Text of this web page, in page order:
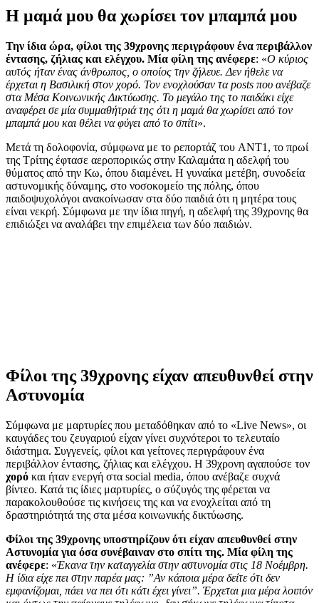
Η μαμά μου θα χωρίσει τον μπαμπά μου
Την ίδια ώρα, φίλοι της 39χρονης περιγράφουν ένα περιβάλλον
έντασης, ζήλιας και ελέγχου. Μία φίλη της ανέφερε: «Ο κύριος
αυτός ήταν ένας άνθρωπος, ο οποίος την ζήλευε. Δεν ήθελε να
έρχεται η Βασιλική στον χορό. Τον ενοχλούσαν τα posts που ανέβαζε
στα Μέσα Κοινωνικής Δικτύωσης. Το μεγάλο της το παιδάκι είχε
αναφέρει σε μία συμμαθήτριά της ότι η μαμά θα χωρίσει από τον
μπαμπά μου και θέλει να φύγει από το σπίτι».
Μετά τη δολοφονία, σύμφωνα με το ρεπορτάζ του ANT1, το πρωί
της Τρίτης έφτασε αεροπορικώς στην Καλαμάτα η αδελφή του
θύματος από την Κω, όπου διαμένει. Η γυναίκα μετέβη, συνοδεία
αστυνομικής δύναμης, στο νοσοκομείο της πόλης, όπου
παιδοψυχολόγοι ανακοίνωσαν στα δύο παιδιά ότι η μητέρα τους
είναι νεκρή. Σύμφωνα με την ίδια πηγή, η αδελφή της 39χρονης θα
επιδιώξει να αναλάβει την επιμέλεια των δύο παιδιών.
Φίλοι της 39χρονης είχαν απευθυνθεί στην
Αστυνομία
Σύμφωνα με μαρτυρίες που μεταδόθηκαν από το «Live News», οι
καυγάδες του ζευγαριού είχαν γίνει συχνότεροι το τελευταίο
διάστημα. Συγγενείς, φίλοι και γείτονες περιγράφουν ένα
περιβάλλον έντασης, ζήλιας και ελέγχου. Η 39χρονη αγαπούσε τον
χορό και ήταν ενεργή στα social media, όπου ανέβαζε συχνά
βίντεο. Κατά τις ίδιες μαρτυρίες, ο σύζυγός της φέρεται να
παρακολουθούσε τις κινήσεις της και να ενοχλείται από τη
δραστηριότητά της στα μέσα κοινωνικής δικτύωσης.
Φίλοι της 39χρονης υποστηρίζουν ότι είχαν απευθυνθεί στην
Αστυνομία για όσα συνέβαιναν στο σπίτι της. Μία φίλη της
ανέφερε: «Έκανα την καταγγελία στην αστυνομία στις 18 Νοέμβρη.
Η ίδια είχε πει στην παρέα μας: ”Αν κάποια μέρα δείτε ότι δεν
εμφανίζομαι, πάει να πει ότι κάτι έχει γίνει”. Έρχεται μια μέρα λοιπόν